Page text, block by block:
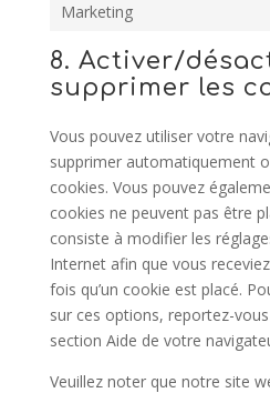
Marketing
8. Activer/
supprimer les
Vous pouvez utiliser votre
supprimer automatiquement
cookies. Vous pouvez
cookies ne peuvent pas être
consiste à modifier les
Internet afin que vous
fois qu’un cookie est placé.
sur ces options, reportez-
section Aide de votre
Veuillez noter que notre site